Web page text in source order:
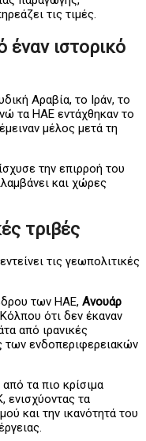
τις τιμές.
ιστορικό
Αραβία, το Ιράν, το
τα ΗΑΕ εντάχθηκαν το
μέλος μετά τη
την επιρροή του
και χώρες
τριβές
τις γεωπολιτικές
των ΗΑΕ, Ανουάρ
ότι δεν έκαναν
από ιρανικές
των ενδοπεριφερειακών
τα πιο κρίσιμα
ενισχύοντας τα
και την ικανότητά του